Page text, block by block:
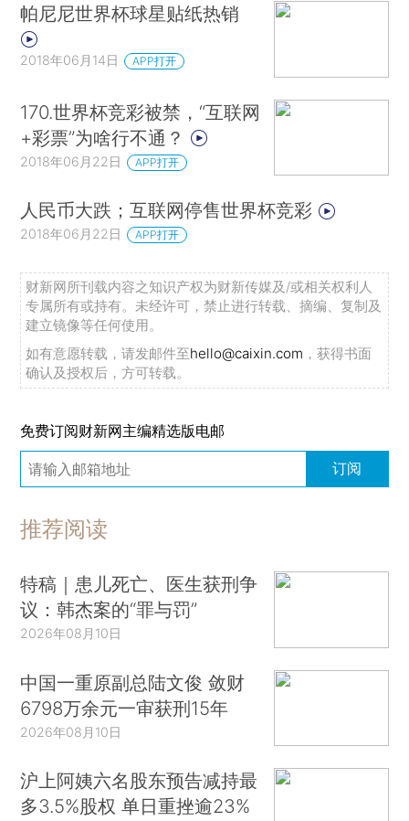
帕尼尼世界杯球星贴纸热销
2018年06月14日 APP打开
170.世界杯竞彩被禁，“互联网
+彩票”为啥行不通？
2018年06月22日 APP打开
人民币大跌；互联网停售世界杯竞彩
2018年06月22日 APP打开
财新网所刊载内容之知识产权为财新传媒及/或相关权利人
专属所有或持有。未经许可，禁止进行转载、摘编、复制及
建立镜像等任何使用。
如有意愿转载，请发邮件至hello@caixin.com ，获得书面
确认及授权后，方可转载。
免费订阅财新网主编精选版电邮
订阅
推荐阅读
特稿｜患儿死亡、医生获刑争
议：韩杰案的“罪与罚”
2026年08月10日
中国一重原副总陆文俊 敛财
6798万余元一审获刑15年
2026年08月10日
沪上阿姨六名股东预告减持最
多3.5%股权 单日重挫逾23%